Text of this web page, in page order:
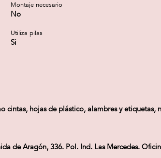
Montaje necesario
No
Utiliza pilas
Si
cintas, hojas de plástico, alambres y
de Aragón, 336. Pol. Ind. Las Mercedes.